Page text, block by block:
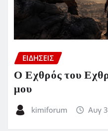
ΕΙΔΗΣΕΙΣ
Ο Εχθρός του
μου
kimiforum Αυγ